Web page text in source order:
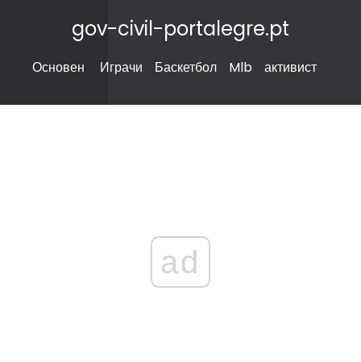
gov-civil-portalegre.pt
Основен Играчи Баскетбол Mlb активист
ad